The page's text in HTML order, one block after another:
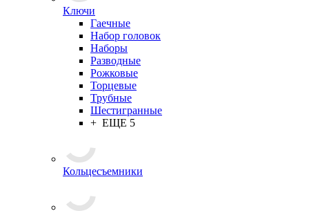
Ключи
Гаечные
Набор головок
Наборы
Разводные
Рожковые
Торцевые
Трубные
Шестигранные
+ ЕЩЕ 5
Кольцесъемники